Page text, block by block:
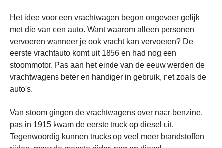
Het idee voor een vrachtwagen begon ongeveer gelijk
met die van een auto. Want waarom alleen personen
vervoeren wanneer je ook vracht kan vervoeren? De
eerste vrachtauto komt uit 1856 en had nog een
stoommotor. Pas aan het einde van de eeuw werden de
vrachtwagens beter en handiger in gebruik, net zoals de
auto's.
Van stoom gingen de vrachtwagens over naar benzine,
pas in 1915 kwam de eerste truck op diesel uit.
Tegenwoordig kunnen trucks op veel meer brandstoffen